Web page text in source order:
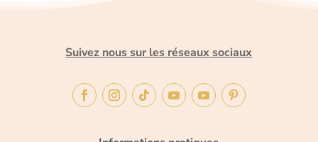
Suivez nous sur les réseaux sociaux